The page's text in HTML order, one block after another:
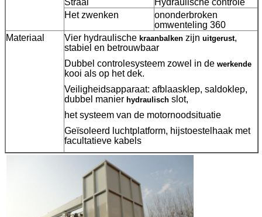
Het zwenken
ononderbroken
omwenteling 360
Materiaal
Vier hydraulische kraanbalken zijn uitgerust,
stabiel en betrouwbaar
Dubbel controlesysteem zowel in de werkende
kooi als op het dek.
Veiligheidsapparaat: afblaasklep, saldoklep,
dubbel manier hydraulisch slot,
het systeem van de motornoodsituatie
Geïsoleerd luchtplatform, hijstoestelhaak met
facultatieve kabels